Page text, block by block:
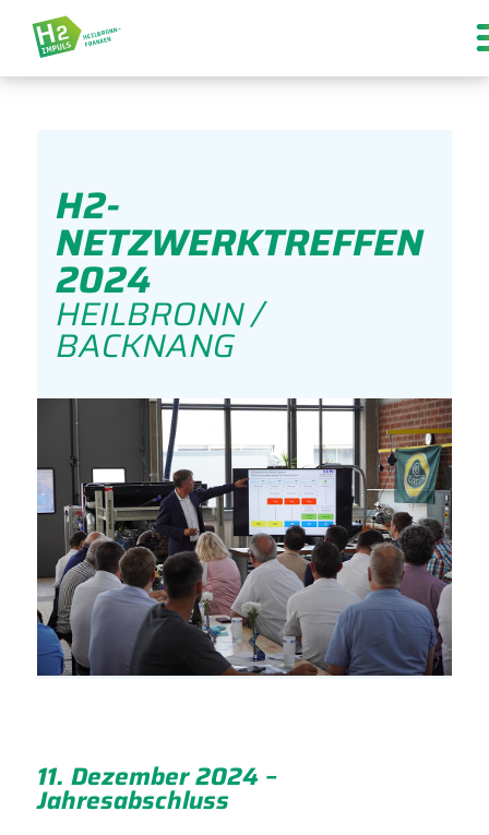
H2-
NETZWERKTREFFEN
2024
HEILBRONN /
BACKNANG
11. Dezember 2024 –
Jahresabschluss